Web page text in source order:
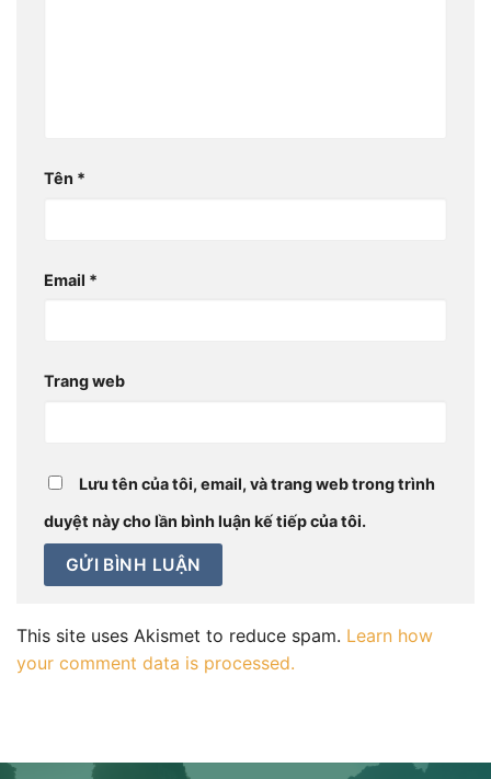
Tên *
Email *
Trang web
Lưu tên của tôi, email, và trang web trong trình
duyệt này cho lần bình luận kế tiếp của tôi.
This site uses Akismet to reduce spam. Learn how
your comment data is processed.